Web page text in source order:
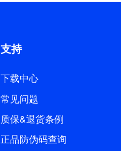
支持
下载中心
常见问题
质保&退货条例
正品防伪码查询